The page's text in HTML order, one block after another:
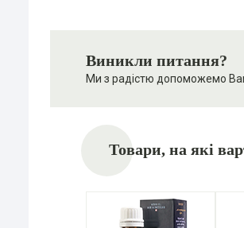
Виникли питання?
Ми з радістю допоможемо
Товари, на які